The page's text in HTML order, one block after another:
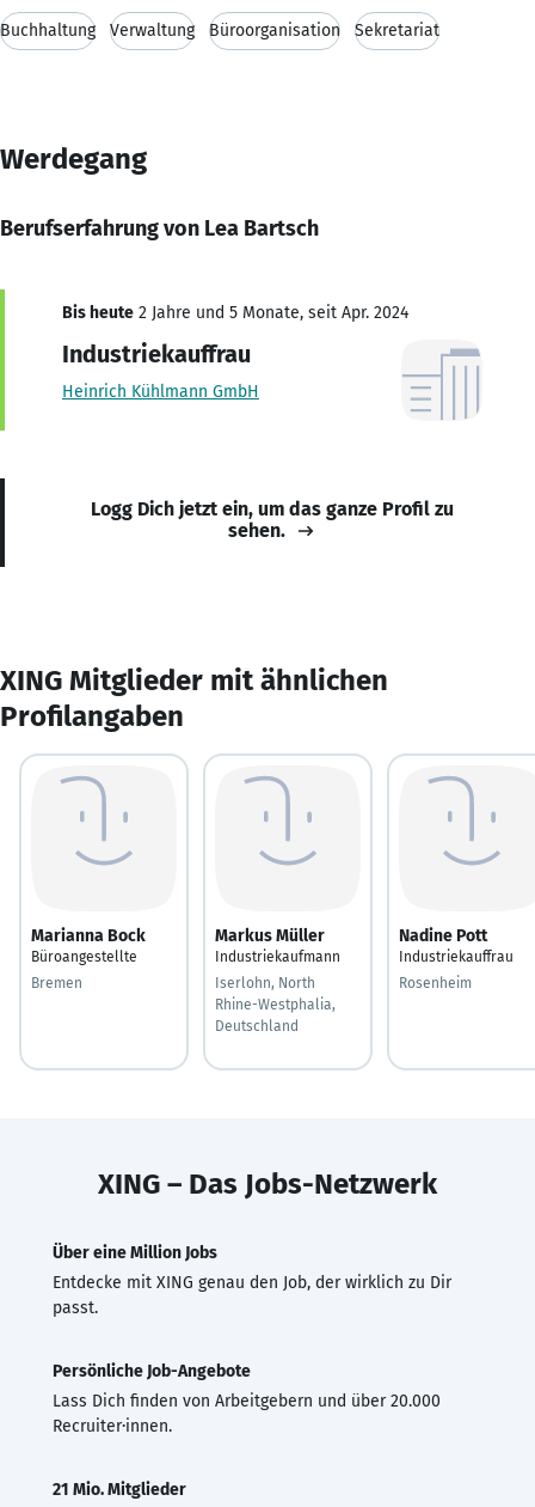
Buchhaltung Verwaltung Büroorganisation Sekretariat
Werdegang
Berufserfahrung von Lea Bartsch
Bis heute 2 Jahre und 5 Monate, seit Apr. 2024
Industriekauffrau
Heinrich Kühlmann GmbH
Logg Dich jetzt ein, um das ganze Profil zu
sehen.
XING Mitglieder mit ähnlichen
Profilangaben
Marianna Bock
Büroangestellte
Bremen
Markus Müller
Industriekaufmann
Iserlohn, North
Rhine-Westphalia,
Deutschland
Nadine Pott
Industriekauffrau
Rosenheim
XING – Das Jobs-Netzwerk
Über eine Million Jobs
Entdecke mit XING genau den Job, der wirklich zu Dir
passt.
Persönliche Job-Angebote
Lass Dich finden von Arbeitgebern und über 20.000
Recruiter·innen.
21 Mio. Mitglieder